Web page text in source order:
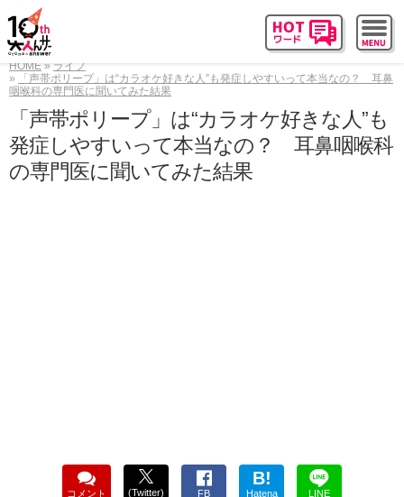
HOME
ライフ
「声帯ポリープ」は“カラオケ好きな人”も発症しやすいって本当なの？ 耳鼻
咽喉科の専門医に聞いてみた結果
「声帯ポリープ」は“カラオケ好きな人”も
発症しやすいって本当なの？ 耳鼻咽喉科
の専門医に聞いてみた結果
コメント (Twitter) FB
B!
Hatena LINE